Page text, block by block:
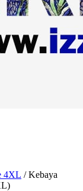
4XL /Kebaya